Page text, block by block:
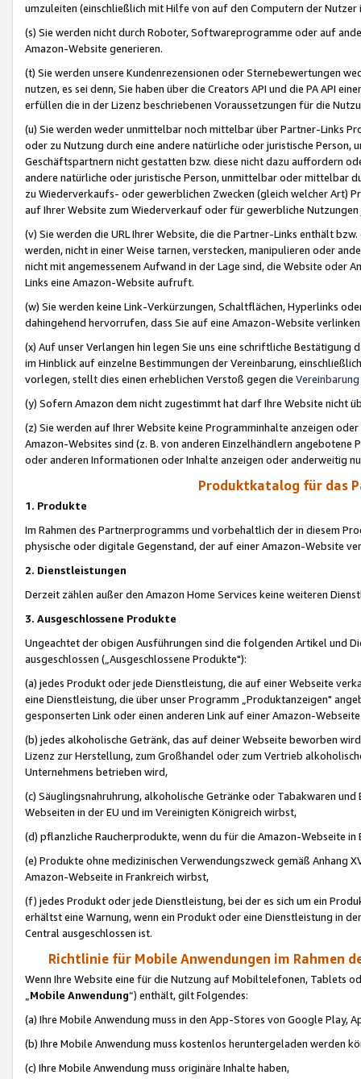
umzuleiten (einschließlich mit Hilfe von auf den Computern der
(s) Sie werden nicht durch Roboter, Softwareprogramme oder auf
Amazon-Website generieren.
(t) Sie werden unsere Kundenrezensionen oder Sternebewertungen
nutzen, es sei denn, Sie haben über die Creators API und die PA API
erfüllen die in der Lizenz beschriebenen Voraussetzungen für die
(u) Sie werden weder unmittelbar noch mittelbar über Partner-Links
oder zu Nutzung durch eine andere natürliche oder juristische
Geschäftspartnern nicht gestatten bzw. diese nicht dazu auffordern
andere natürliche oder juristische Person, unmittelbar oder mittelbar
zu Wiederverkaufs- oder gewerblichen Zwecken (gleich welcher Art)
auf Ihrer Website zum Wiederverkauf oder für gewerbliche
(v) Sie werden die URL Ihrer Website, die die Partner-Links enthält
werden, nicht in einer Weise tarnen, verstecken, manipulieren oder
nicht mit angemessenem Aufwand in der Lage sind, die Website oder
Links eine Amazon-Website aufruft.
(w) Sie werden keine Link-Verkürzungen, Schaltflächen, Hyperlinks
dahingehend hervorrufen, dass Sie auf eine Amazon-Website
(x) Auf unser Verlangen hin legen Sie uns eine schriftliche
im Hinblick auf einzelne Bestimmungen der Vereinbarung,
vorlegen, stellt dies einen erheblichen Verstoß gegen die Vereinbarung
(y) Sofern Amazon dem nicht zugestimmt hat darf Ihre Website nicht
(z) Sie werden auf Ihrer Website keine Programminhalte anzeigen
Amazon-Websites sind (z. B. von anderen Einzelhändlern
oder anderen Informationen oder Inhalte anzeigen oder anderweitig
Produktkatalog für das
1. Produkte
Im Rahmen des Partnerprogramms und vorbehaltlich der in diesem
physische oder digitale Gegenstand, der auf einer Amazon-Website
2. Dienstleistungen
Derzeit zählen außer den Amazon Home Services keine weiteren
3. Ausgeschlossene Produkte
Ungeachtet der obigen Ausführungen sind die folgenden Artikel und
ausgeschlossen („Ausgeschlossene Produkte"):
(a) jedes Produkt oder jede Dienstleistung, die auf einer Webseite
eine Dienstleistung, die über unser Programm „Produktanzeigen"
gesponserten Link oder einen anderen Link auf einer Amazon-
(b) jedes alkoholische Getränk, das auf deiner Webseite beworben
Lizenz zur Herstellung, zum Großhandel oder zum Vertrieb
Unternehmens betrieben wird,
(c) Säuglingsnahruhrung, alkoholische Getränke oder Tabakwaren
Webseiten in der EU und im Vereinigten Königreich wirbst,
(d) pflanzliche Raucherprodukte, wenn du für die Amazon-Webseite in
(e) Produkte ohne medizinischen Verwendungszweck gemäß Anhang
Amazon-Webseite in Frankreich wirbst,
(f) jedes Produkt oder jede Dienstleistung, bei der es sich um ein
erhältst eine Warnung, wenn ein Produkt oder eine Dienstleistung in
Central ausgeschlossen ist.
Richtlinie für Mobile Anwendungen im Rahmen
Wenn Ihre Website eine für die Nutzung auf Mobiltelefonen, Tablets
„Mobile Anwendung“) enthält, gilt Folgendes:
(a) Ihre Mobile Anwendung muss in den App-Stores von Google Play,
(b) Ihre Mobile Anwendung muss kostenlos heruntergeladen werden
(c) Ihre Mobile Anwendung muss originäre Inhalte haben,